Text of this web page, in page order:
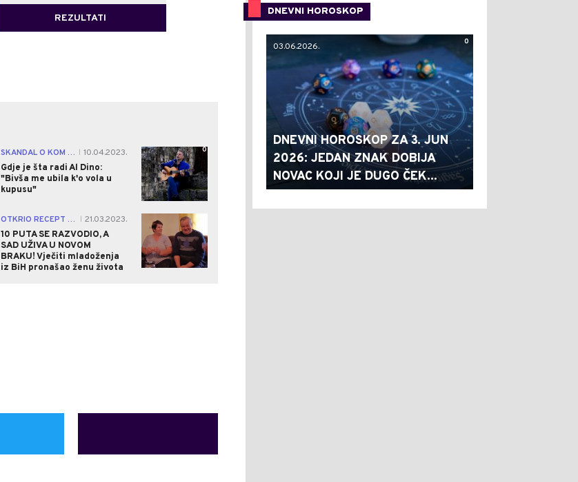
REZULTATI
SKANDAL O KOM JE BRUJAO BALKAN!
10.04.2023.
Gdje je šta radi Al Dino:
"Bivša me ubila k'o vola u
kupusu"
0
OTKRIO RECEPT ZA SREĆU
21.03.2023.
10 PUTA SE RAZVODIO, A
SAD UŽIVA U NOVOM
BRAKU! Vječiti mladoženja
iz BiH pronašao ženu života
DNEVNI HOROSKOP
0
03.06.2026.
DNEVNI HOROSKOP ZA 3. JUN
2026: JEDAN ZNAK DOBIJA
NOVAC KOJI JE DUGO ČEK...